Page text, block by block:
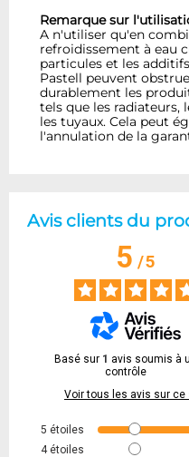
Remarque sur
A n'utiliser qu'en
refroidissement à eau
particules et les
Pastell peuvent
durablement les
tels que les radiateurs,
les tuyaux. Cela peut
l'annulation de la
Avis clients du
5/5
Basé sur 1 avis soumis à
contrôle
Voir tous les avis sur ce
5 étoiles
4 étoiles